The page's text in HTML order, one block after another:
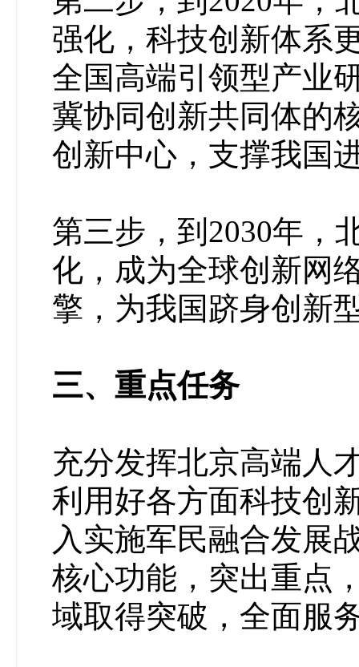
强化，科技创新体系
全国高端引领型产业
冀协同创新共同体的
创新中心，支撑我国
第三步，到2030年，
化，成为全球创新网
擎，为我国跻身创新
三、重点任务
充分发挥北京高端人
利用好各方面科技创
入实施军民融合发展
核心功能，突出重点
域取得突破，全面服